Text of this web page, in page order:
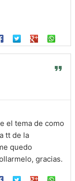
el tema de como
tt de la
quedo
gracias.